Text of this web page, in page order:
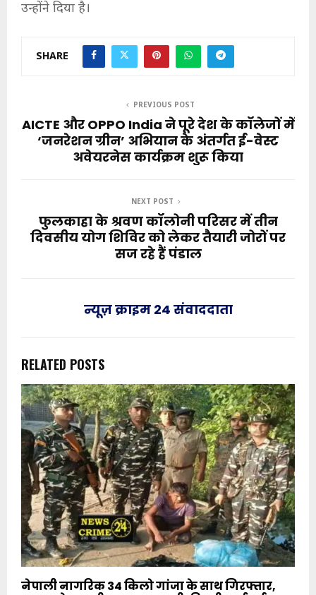
उन्होंने दिया है।
SHARE
PREVIOUS POST
AICTE और OPPO India ने पूरे देश के कॉलेजों में
‘जनरेशन ग्रीन’ अभियान के अंतर्गत ई-वेस्ट
अवेयरनेस कार्यक्रम शुरू किया
NEXT POST
फुलकाहा के श्रवण कॉलोनी परिसर में तीन
दिवसीय योग शिविर को लेकर तैयारी जोरों पर
सज रहे हैं पंडाल
न्यूज़ क्राइम 24 संवाददाता
RELATED POSTS
नेपाली नागरिक 34 किलो गांजा के साथ गिरफ्तार,